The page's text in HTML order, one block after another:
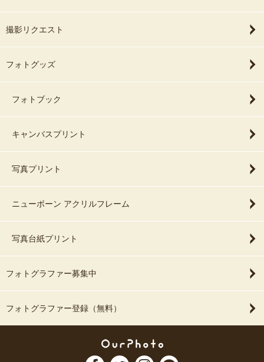
撮影リクエスト
フォトグッズ
フォトブック
キャンバスプリント
写真プリント
ニューボーン アクリルフレーム
写真台紙プリント
フォトグラファー募集中
フォトグラファー登録（無料）